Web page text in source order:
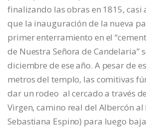
finalizando las obras en 1815,
que la inauguración de la nueva
primer enterramiento en el
de Nuestra Señora de Candelaria”
diciembre de ese año. A pesar de
metros del templo, las comitivas
dar un rodeo al cercado a través
Virgen, camino real del Albercón
Sebastiana Espino) para luego